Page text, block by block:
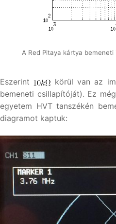
A Red Pitaya kártya
Eszerint
körül van az
bemeneti csillapítóját). Ez
egyetem HVT tanszékén
diagramot kaptuk: